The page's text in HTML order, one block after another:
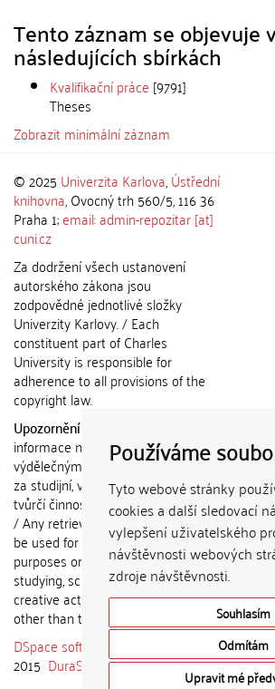
Používáme
Tyto webové stránky
cookies a další sledovací
vylepšení uživatelského
návštěvnosti webových
zdroje návštěvnosti.
Souhlasím
Odmítám
Upravit mé
Tento záznam se objevuje
následujících sbírkách
Kvalifikační práce [9791]
Theses
Zobrazit minimální záznam
© 2025 Univerzita Karlova,Ústřední
knihovna, Ovocný trh 560/5, 116 36
Praha 1;email: admin-repozitar [at]
cuni.cz
Za dodržení všech ustanovení
autorského zákona jsou
zodpovědné jednotlivé složky
Univerzity Karlovy. / Each
constituent part of Charles
University is responsible for
adherence to all provisions of the
copyright law.
Upozornění / Notice:
informace nemohou být použity k
výdělečným účelům nebo vydávány
za studijní, vědeckou nebo jinou
tvůrčí činnost jiné osoby než autora.
/ Any retrieved information shall not
be used for any commercial
purposes or claimed as results of
studying, scientific or any other
creative activities of any person
other than the author.
DSpace software
copyright © 2002-
2015 DuraSpace